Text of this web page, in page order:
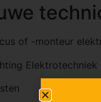
of -monteur